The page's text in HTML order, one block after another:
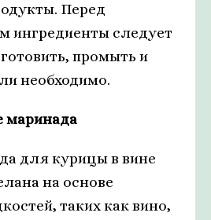
Перед
ингредиенты следует
промыть и
необходимо.
маринада
для курицы в вине
на основе
таких как вино,